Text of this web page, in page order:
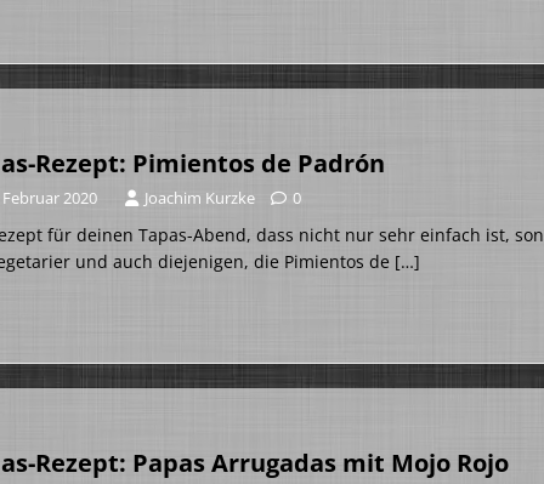
Rezept: Pimientos de Padrón
Februar 2020 Joachim Kurzke 0
für deinen Tapas-Abend, dass nicht nur sehr einfach ist,
und auch diejenigen, die Pimientos de […]
Rezept: Papas Arrugadas mit Mojo Rojo